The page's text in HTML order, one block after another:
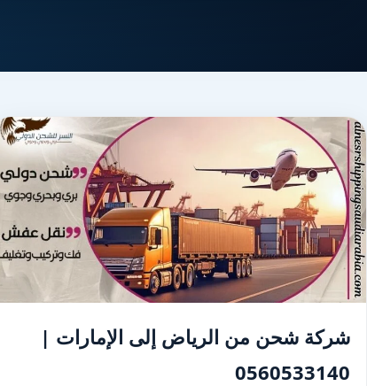
شركة شحن من الرياض إلى الإمارات |
0560533140